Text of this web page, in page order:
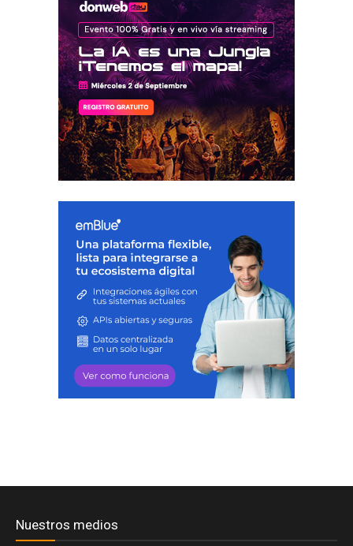
Nuestros medios